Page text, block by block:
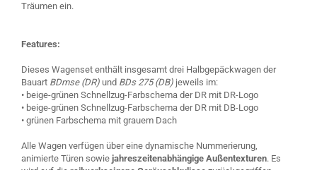
Träumen ein.
Features:
Dieses Wagenset enthält insgesamt drei Halbgepäckwagen der
Bauart BDmse (DR) und BDs 275 (DB) jeweils im:
• beige-grünen Schnellzug-Farbschema der DR mit DR-Logo
• beige-grünen Schnellzug-Farbschema der DR mit DB-Logo
• grünen Farbschema mit grauem Dach
Alle Wagen verfügen über eine dynamische Nummerierung,
animierte Türen sowie jahreszeitenabhängige Außentexturen. Es